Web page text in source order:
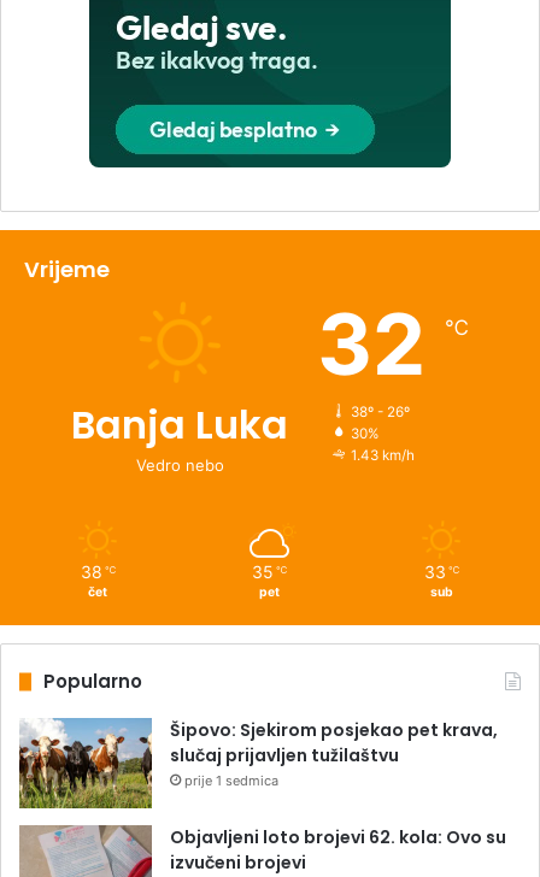
Vrijeme
Banja Luka
Vedro nebo
32 ℃
38º - 26º
30%
1.43 km/h
38 ℃
čet
35 ℃
pet
33 ℃
sub
Popularno
Šipovo: Sjekirom posjekao pet krava,
slučaj prijavljen tužilaštvu
prije 1 sedmica
Objavljeni loto brojevi 62. kola: Ovo su
izvučeni brojevi